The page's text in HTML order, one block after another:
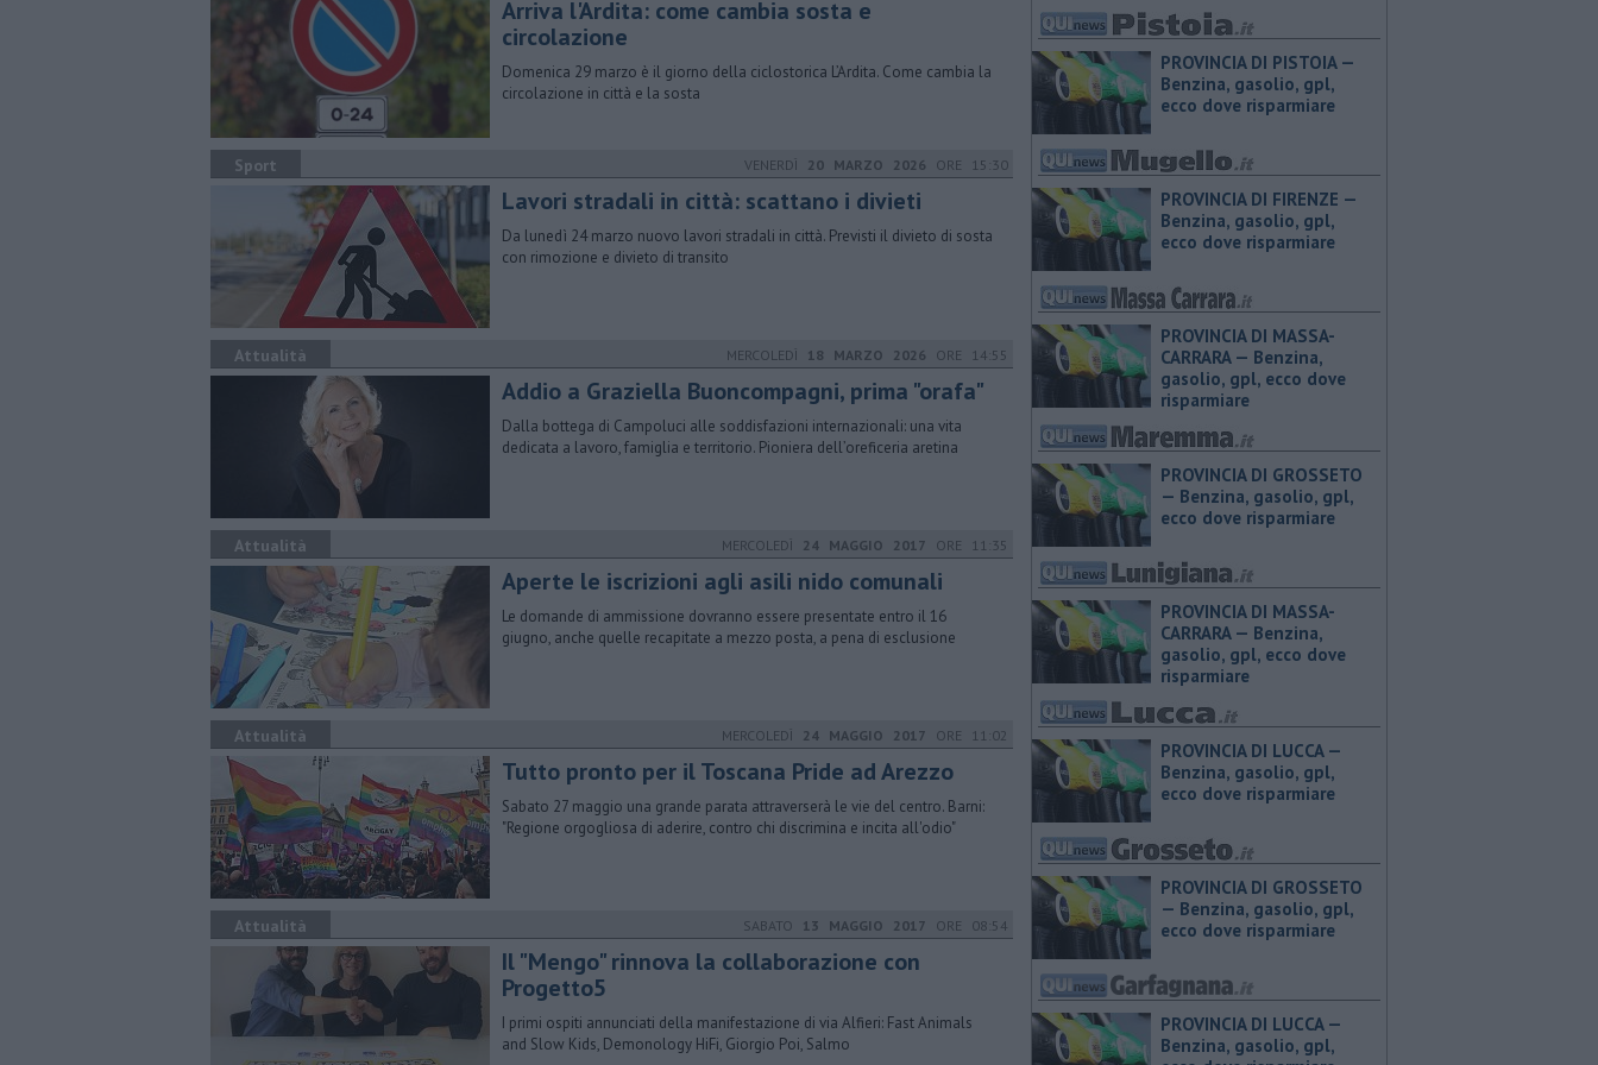
Arriva l'Ardita: come cambia sosta e
circolazione
Domenica 29 marzo è il giorno della ciclostorica L’Ardita. Come cambia la
circolazione in città e la sosta
Sport VENERDÌ 20 MARZO 2026 ORE 15:30
Lavori stradali in città: scattano i divieti
Da lunedì 24 marzo nuovo lavori stradali in città. Previsti il divieto di sosta
con rimozione e divieto di transito
Attualità MERCOLEDÌ 18 MARZO 2026 ORE 14:55
​Addio a Graziella Buoncompagni, prima "orafa"
Dalla bottega di Campoluci alle soddisfazioni internazionali: una vita
dedicata a lavoro, famiglia e territorio. Pioniera dell’oreficeria aretina
Attualità MERCOLEDÌ 24 MAGGIO 2017 ORE 11:35
Aperte le iscrizioni agli asili nido comunali
Le domande di ammissione dovranno essere presentate entro il 16
giugno, anche quelle recapitate a mezzo posta, a pena di esclusione
Attualità MERCOLEDÌ 24 MAGGIO 2017 ORE 11:02
Tutto pronto per il Toscana Pride ad Arezzo
Sabato 27 maggio una grande parata attraverserà le vie del centro. Barni:
"Regione orgogliosa di aderire, contro chi discrimina e incita all'odio"
Attualità SABATO 13 MAGGIO 2017 ORE 08:54
Il "Mengo" rinnova la collaborazione con
Progetto5
I primi ospiti annunciati della manifestazione di via Alfieri: Fast Animals
and Slow Kids, Demonology HiFi, Giorgio Poi, Salmo
PROVINCIA DI PISTOIA — ​
Benzina, gasolio, gpl,
ecco dove risparmiare
PROVINCIA DI FIRENZE — ​
Benzina, gasolio, gpl,
ecco dove risparmiare
PROVINCIA DI MASSA-
CARRARA — ​Benzina,
gasolio, gpl, ecco dove
risparmiare
PROVINCIA DI GROSSETO
— ​Benzina, gasolio, gpl,
ecco dove risparmiare
PROVINCIA DI MASSA-
CARRARA — ​Benzina,
gasolio, gpl, ecco dove
risparmiare
PROVINCIA DI LUCCA — ​
Benzina, gasolio, gpl,
ecco dove risparmiare
PROVINCIA DI GROSSETO
— ​Benzina, gasolio, gpl,
ecco dove risparmiare
PROVINCIA DI LUCCA — ​
Benzina, gasolio, gpl,